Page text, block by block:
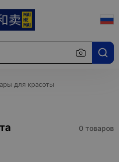
для красоты
0 товаров